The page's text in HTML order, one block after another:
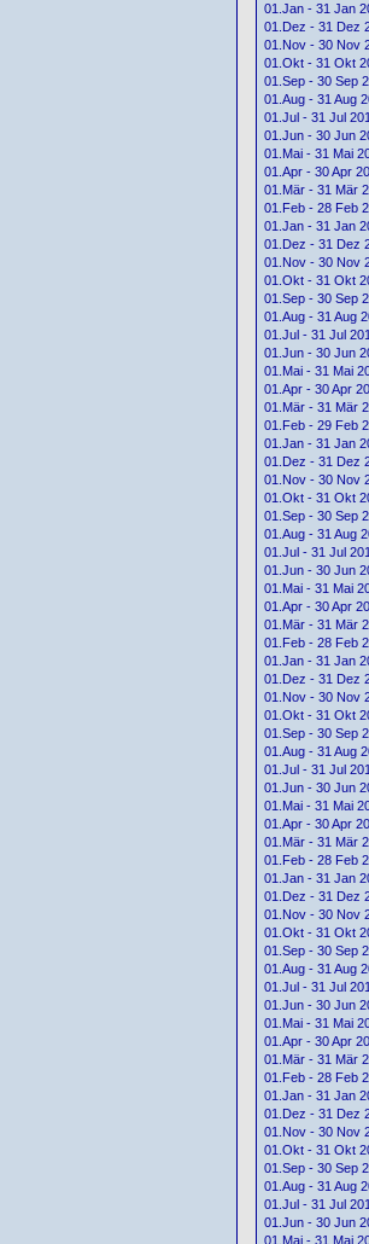
01.Jan - 31 Jan
01.Dez - 31 Dez
01.Nov - 30 Nov
01.Okt - 31 Okt
01.Sep - 30 Sep
01.Aug - 31 Aug
01.Jul - 31 Jul
01.Jun - 30 Jun
01.Mai - 31 Mai
01.Apr - 30 Apr
01.Mär - 31 Mär
01.Feb - 28 Feb
01.Jan - 31 Jan
01.Dez - 31 Dez
01.Nov - 30 Nov
01.Okt - 31 Okt
01.Sep - 30 Sep
01.Aug - 31 Aug
01.Jul - 31 Jul
01.Jun - 30 Jun
01.Mai - 31 Mai
01.Apr - 30 Apr
01.Mär - 31 Mär
01.Feb - 29 Feb
01.Jan - 31 Jan
01.Dez - 31 Dez
01.Nov - 30 Nov
01.Okt - 31 Okt
01.Sep - 30 Sep
01.Aug - 31 Aug
01.Jul - 31 Jul
01.Jun - 30 Jun
01.Mai - 31 Mai
01.Apr - 30 Apr
01.Mär - 31 Mär
01.Feb - 28 Feb
01.Jan - 31 Jan
01.Dez - 31 Dez
01.Nov - 30 Nov
01.Okt - 31 Okt
01.Sep - 30 Sep
01.Aug - 31 Aug
01.Jul - 31 Jul
01.Jun - 30 Jun
01.Mai - 31 Mai
01.Apr - 30 Apr
01.Mär - 31 Mär
01.Feb - 28 Feb
01.Jan - 31 Jan
01.Dez - 31 Dez
01.Nov - 30 Nov
01.Okt - 31 Okt
01.Sep - 30 Sep
01.Aug - 31 Aug
01.Jul - 31 Jul
01.Jun - 30 Jun
01.Mai - 31 Mai
01.Apr - 30 Apr
01.Mär - 31 Mär
01.Feb - 28 Feb
01.Jan - 31 Jan
01.Dez - 31 Dez
01.Nov - 30 Nov
01.Okt - 31 Okt
01.Sep - 30 Sep
01.Aug - 31 Aug
01.Jul - 31 Jul
01.Jun - 30 Jun
01.Mai - 31 Mai